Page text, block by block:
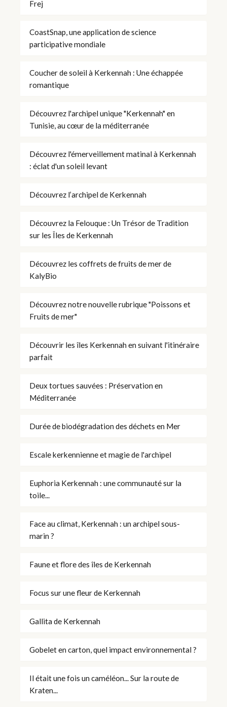
Frej
CoastSnap, une application de science
participative mondiale
Coucher de soleil à Kerkennah : Une échappée
romantique
Découvrez l'archipel unique "Kerkennah" en
Tunisie, au cœur de la méditerranée
Découvrez l'émerveillement matinal à Kerkennah
: éclat d'un soleil levant
Découvrez l’archipel de Kerkennah
Découvrez la Felouque : Un Trésor de Tradition
sur les Îles de Kerkennah
Découvrez les coffrets de fruits de mer de
KalyBio
Découvrez notre nouvelle rubrique "Poissons et
Fruits de mer"
Découvrir les îles Kerkennah en suivant l'itinéraire
parfait
Deux tortues sauvées : Préservation en
Méditerranée
Durée de biodégradation des déchets en Mer
Escale kerkennienne et magie de l'archipel
Euphoria Kerkennah : une communauté sur la
toile...
Face au climat, Kerkennah : un archipel sous-
marin ?
Faune et flore des îles de Kerkennah
Focus sur une fleur de Kerkennah
Gallita de Kerkennah
Gobelet en carton, quel impact environnemental ?
Il était une fois un caméléon... Sur la route de
Kraten...